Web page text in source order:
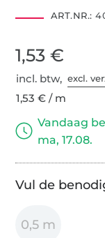
ART.NR.:
1,53 €
incl. btw,excl.
1,53 € / m
Vandaag
ma, 17.08.
Vul de
0,5 m